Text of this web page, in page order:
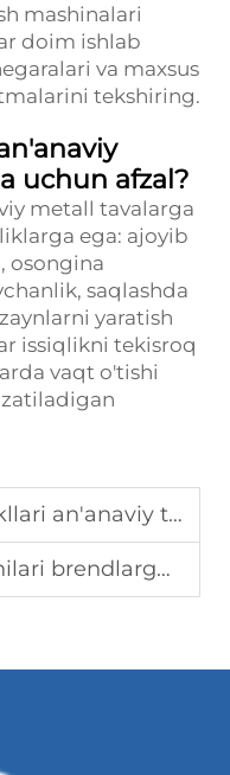
mashinalari
doim ishlab
va maxsus
tekshiring.
uchun afzal?
metall tavalarga
ega: ajoyib
osongina
saqlashda
yaratish
issiqlikni tekisroq
vaqt o'tishi
qaraganda qanday afzalliklarga ega?
tort shakllarini qanday sozlashlari mumkin?